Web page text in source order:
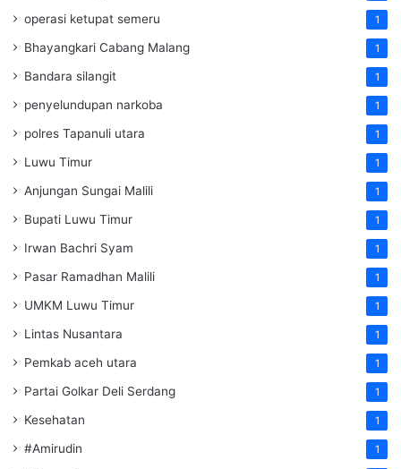
operasi ketupat semeru 1
Bhayangkari Cabang Malang 1
Bandara silangit 1
penyelundupan narkoba 1
polres Tapanuli utara 1
Luwu Timur 1
Anjungan Sungai Malili 1
Bupati Luwu Timur 1
Irwan Bachri Syam 1
Pasar Ramadhan Malili 1
UMKM Luwu Timur 1
Lintas Nusantara 1
Pemkab aceh utara 1
Partai Golkar Deli Serdang 1
Kesehatan 1
#Amirudin 1